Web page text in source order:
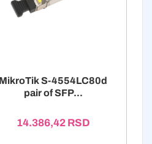
MikroTik S-4554LC80d
pair of SFP...
14.386,42 RSD